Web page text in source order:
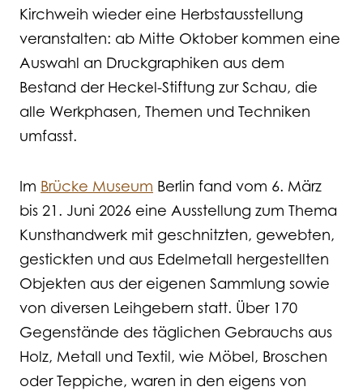
Kirchweih wieder eine Herbstausstellung
veranstalten: ab Mitte Oktober kommen eine
Auswahl an Druckgraphiken aus dem
Bestand der Heckel-Stiftung zur Schau, die
alle Werkphasen, Themen und Techniken
umfasst.
Im Brücke Museum Berlin fand vom 6. März
bis 21. Juni 2026 eine Ausstellung zum Thema
Kunsthandwerk mit geschnitzten, gewebten,
gestickten und aus Edelmetall hergestellten
Objekten aus der eigenen Sammlung sowie
von diversen Leihgebern statt. Über 170
Gegenstände des täglichen Gebrauchs aus
Holz, Metall und Textil, wie Möbel, Broschen
oder Teppiche, waren in den eigens von